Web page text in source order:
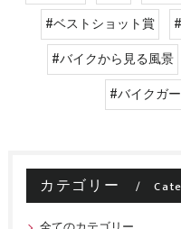
#ベストショット賞
#バイクから見る風景
#バイクガ
カテゴリー